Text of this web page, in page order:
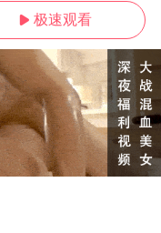
 极速观看